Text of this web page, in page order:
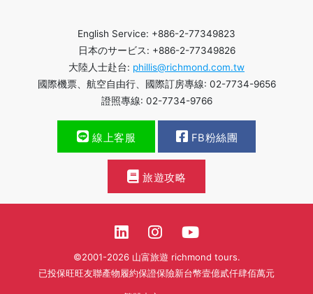
English Service: +886-2-77349823
日本のサービス: +886-2-77349826
大陸人士赴台: phillis@richmond.com.tw
國際機票、航空自由行、國際訂房專線: 02-7734-9656
證照專線: 02-7734-9766
線上客服 FB粉絲團
旅遊攻略
©2001-2026 山富旅遊 richmond tours.
已投保旺旺友聯產物履約保證保險新台幣壹億貳仟肆佰萬元